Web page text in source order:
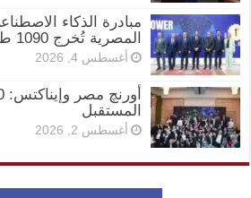
مبادرة الذكاء
المصرية تُخرج 1090 طالبًا بمشروعات مبتكرة
أغسطس 4, 2026
المستقبل
أغسطس 2, 2026